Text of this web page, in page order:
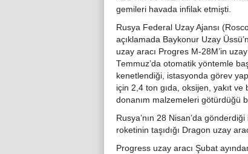
gemileri havada infilak etmişti.
Rusya Federal Uzay Ajansı
açıklamada Baykonur Uzay
uzay aracı Progres M-28M’in
Temmuz’da otomatik yöntemle
kenetlendiği, istasyonda görev
için 2,4 ton gıda, oksijen, yakıt ve
donanım malzemeleri götürdüğü
Rusya’nın 28 Nisan’da
roketinin taşıdığı Dragon uzay
Progress uzay aracı Şubat